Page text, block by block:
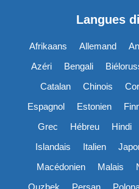
Langues
Afrikaans Allemand
Azéri
Bengali
Catalan
Chinois
Espagnol
Estonien
Grec
Hébreu Hindi
Islandais
Italien
Macédonien
Malais
Ouzbek
Persan